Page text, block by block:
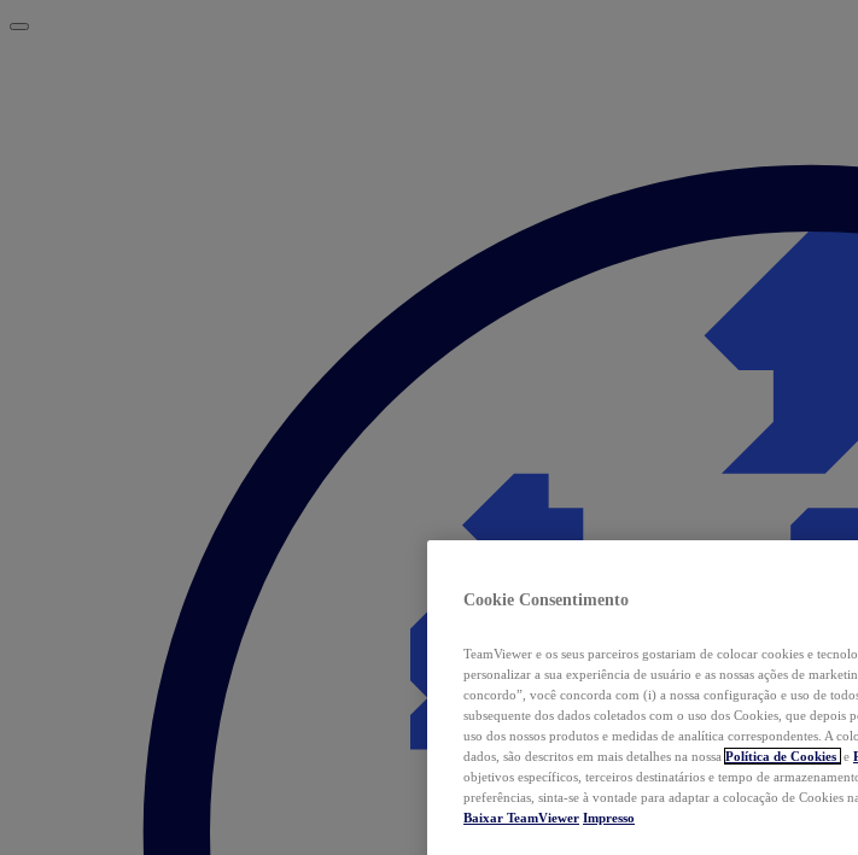
Cookie Consentimento
TeamViewer e os seus parceiros gostariam de colocar cookies e
personalizar a sua experiência de usuário e as nossas ações de
concordo”, você concorda com (i) a nossa configuração e uso de
subsequente dos dados coletados com o uso dos Cookies, que
uso dos nossos produtos e medidas de analítica correspondentes. A
dados, são descritos em mais detalhes na nossa Política de Cookies e
objetivos específicos, terceiros destinatários e tempo de
preferências, sinta-se à vontade para adaptar a colocação de Cookies
Baixar TeamViewer Impresso